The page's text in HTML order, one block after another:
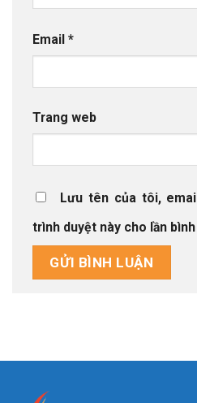
Email *
Trang web
Lưu tên của tôi,
trình duyệt này cho lần